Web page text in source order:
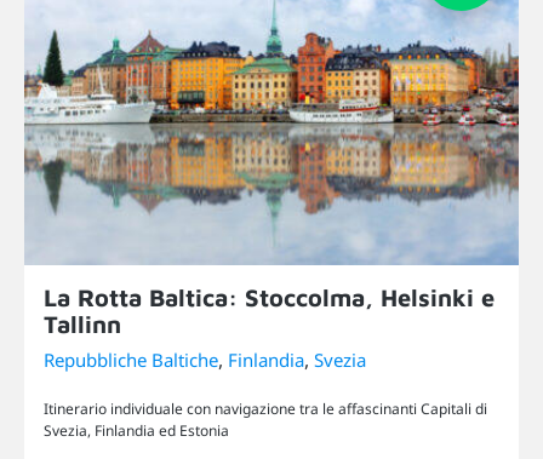
La Rotta Baltica: Stoccolma, Helsinki e
Tallinn
Repubbliche Baltiche, Finlandia, Svezia
Itinerario individuale con navigazione tra le affascinanti Capitali di
Svezia, Finlandia ed Estonia